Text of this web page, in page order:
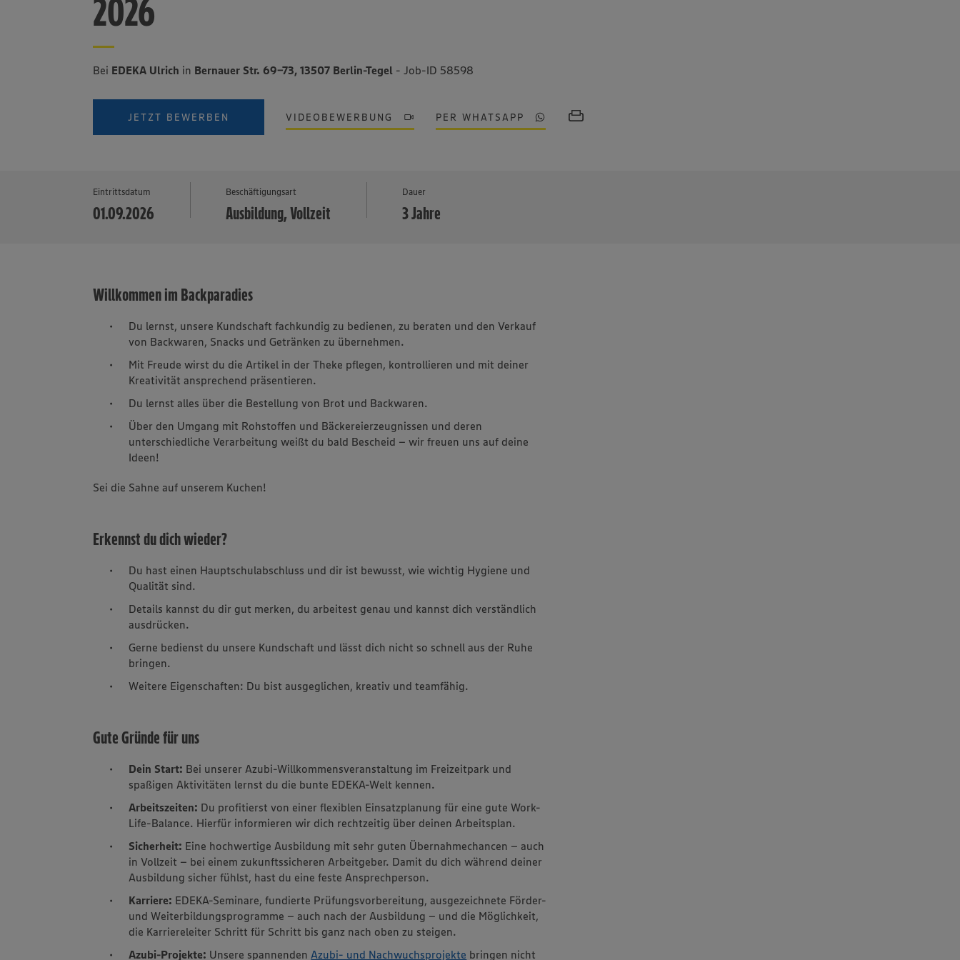
2026
Bei EDEKA Ulrich in Bernauer Str. 69-73, 13507 Berlin-Tegel - Job-ID 58598
JETZT BEWERBEN VIDEOBEWERBUNG PER WHATSAPP
Eintrittsdatum
01.09.2026
Beschäftigungsart
Ausbildung, Vollzeit
Dauer
3 Jahre
Willkommen im Backparadies
Du lernst, unsere Kundschaft fachkundig zu bedienen, zu beraten und den Verkauf
von Backwaren, Snacks und Getränken zu übernehmen.
Mit Freude wirst du die Artikel in der Theke pflegen, kontrollieren und mit deiner
Kreativität ansprechend präsentieren.
Du lernst alles über die Bestellung von Brot und Backwaren.
Über den Umgang mit Rohstoffen und Bäckereierzeugnissen und deren
unterschiedliche Verarbeitung weißt du bald Bescheid – wir freuen uns auf deine
Ideen!
Sei die Sahne auf unserem Kuchen!
Erkennst du dich wieder?
Du hast einen Hauptschulabschluss und dir ist bewusst, wie wichtig Hygiene und
Qualität sind.
Details kannst du dir gut merken, du arbeitest genau und kannst dich verständlich
ausdrücken.
Gerne bedienst du unsere Kundschaft und lässt dich nicht so schnell aus der Ruhe
bringen.
Weitere Eigenschaften: Du bist ausgeglichen, kreativ und teamfähig.
Gute Gründe für uns
Dein Start: Bei unserer Azubi-Willkommensveranstaltung im Freizeitpark und
spaßigen Aktivitäten lernst du die bunte EDEKA-Welt kennen.
Arbeitszeiten: Du profitierst von einer flexiblen Einsatzplanung für eine gute Work-
Life-Balance. Hierfür informieren wir dich rechtzeitig über deinen Arbeitsplan.
Sicherheit: Eine hochwertige Ausbildung mit sehr guten Übernahmechancen – auch
in Vollzeit – bei einem zukunftssicheren Arbeitgeber. Damit du dich während deiner
Ausbildung sicher fühlst, hast du eine feste Ansprechperson.
Karriere: EDEKA-Seminare, fundierte Prüfungsvorbereitung, ausgezeichnete Förder-
und Weiterbildungsprogramme – auch nach der Ausbildung – und die Möglichkeit,
die Karriereleiter Schritt für Schritt bis ganz nach oben zu steigen.
Azubi-Projekte: Unsere spannendenAzubi- und Nachwuchsprojekte bringen nicht